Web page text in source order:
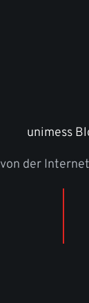
unimess
der